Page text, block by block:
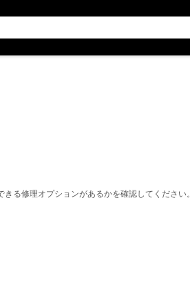
る修理オプションがあるかを確認してください。